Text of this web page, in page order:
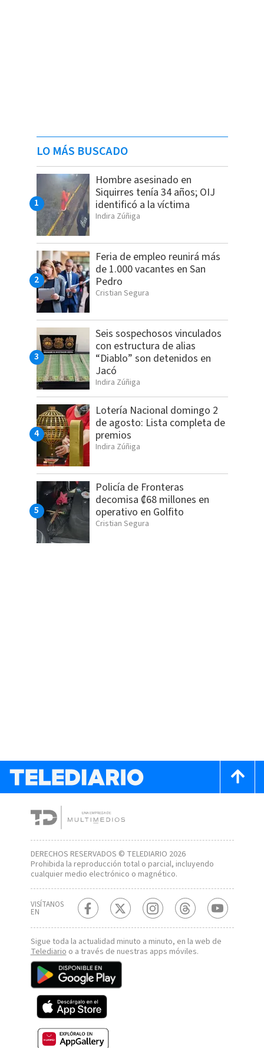
LO MÁS BUSCADO
Hombre asesinado en
Siquirres tenía 34 años; OIJ
identificó a la víctima
Indira Zúñiga
Feria de empleo reunirá más
de 1.000 vacantes en San
Pedro
Cristian Segura
Seis sospechosos vinculados
con estructura de alias
“Diablo” son detenidos en
Jacó
Indira Zúñiga
Lotería Nacional domingo 2
de agosto: Lista completa de
premios
Indira Zúñiga
Policía de Fronteras
decomisa ₡68 millones en
operativo en Golfito
Cristian Segura
DERECHOS RESERVADOS © TELEDIARIO 2026
Prohibida la reproducción total o parcial, incluyendo
cualquier medio electrónico o magnético.
VISÍTANOS
EN
Sigue toda la actualidad minuto a minuto, en la web de
Telediarioo a través de nuestras apps móviles.